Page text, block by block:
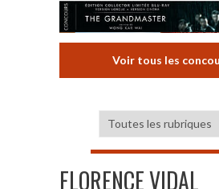
Voir tous les
FLORENCE VIDAL